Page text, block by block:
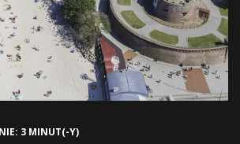
3 MINUT(-Y)